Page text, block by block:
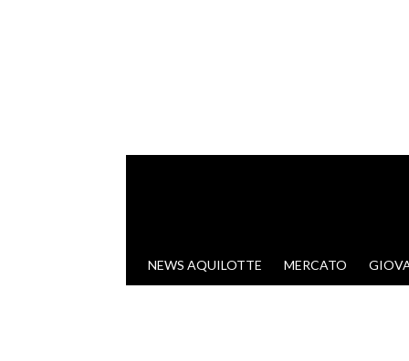
VAI AL CONTENUTO
NEWS AQUILOTTE MERCATO